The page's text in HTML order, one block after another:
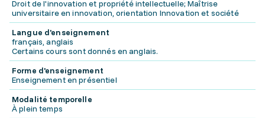
Droit de l'innovation et propriété intellectuelle; Maîtrise
universitaire en innovation, orientation Innovation et société
Langue d'enseignement
français, anglais
Certains cours sont donnés en anglais.
Forme d'enseignement
Enseignement en présentiel
Modalité temporelle
À plein temps